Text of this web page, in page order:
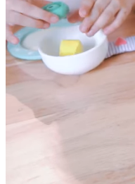
Забронировать
Заполните форму и наш
уточнения деталей заказа